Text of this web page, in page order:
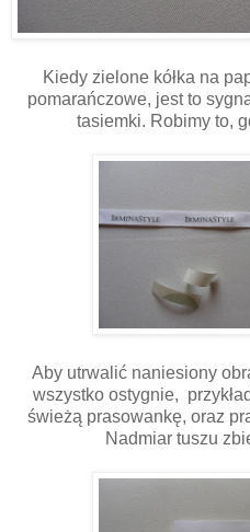
Kiedy zielone kółka na
pomarańczowe, jest to
tasiemki. Robimy to,
Aby utrwalić naniesiony
wszystko ostygnie,
świeżą prasowankę, oraz
Nadmiar tuszu